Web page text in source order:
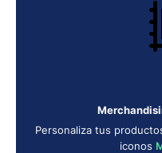
Personaliza tus
iconos